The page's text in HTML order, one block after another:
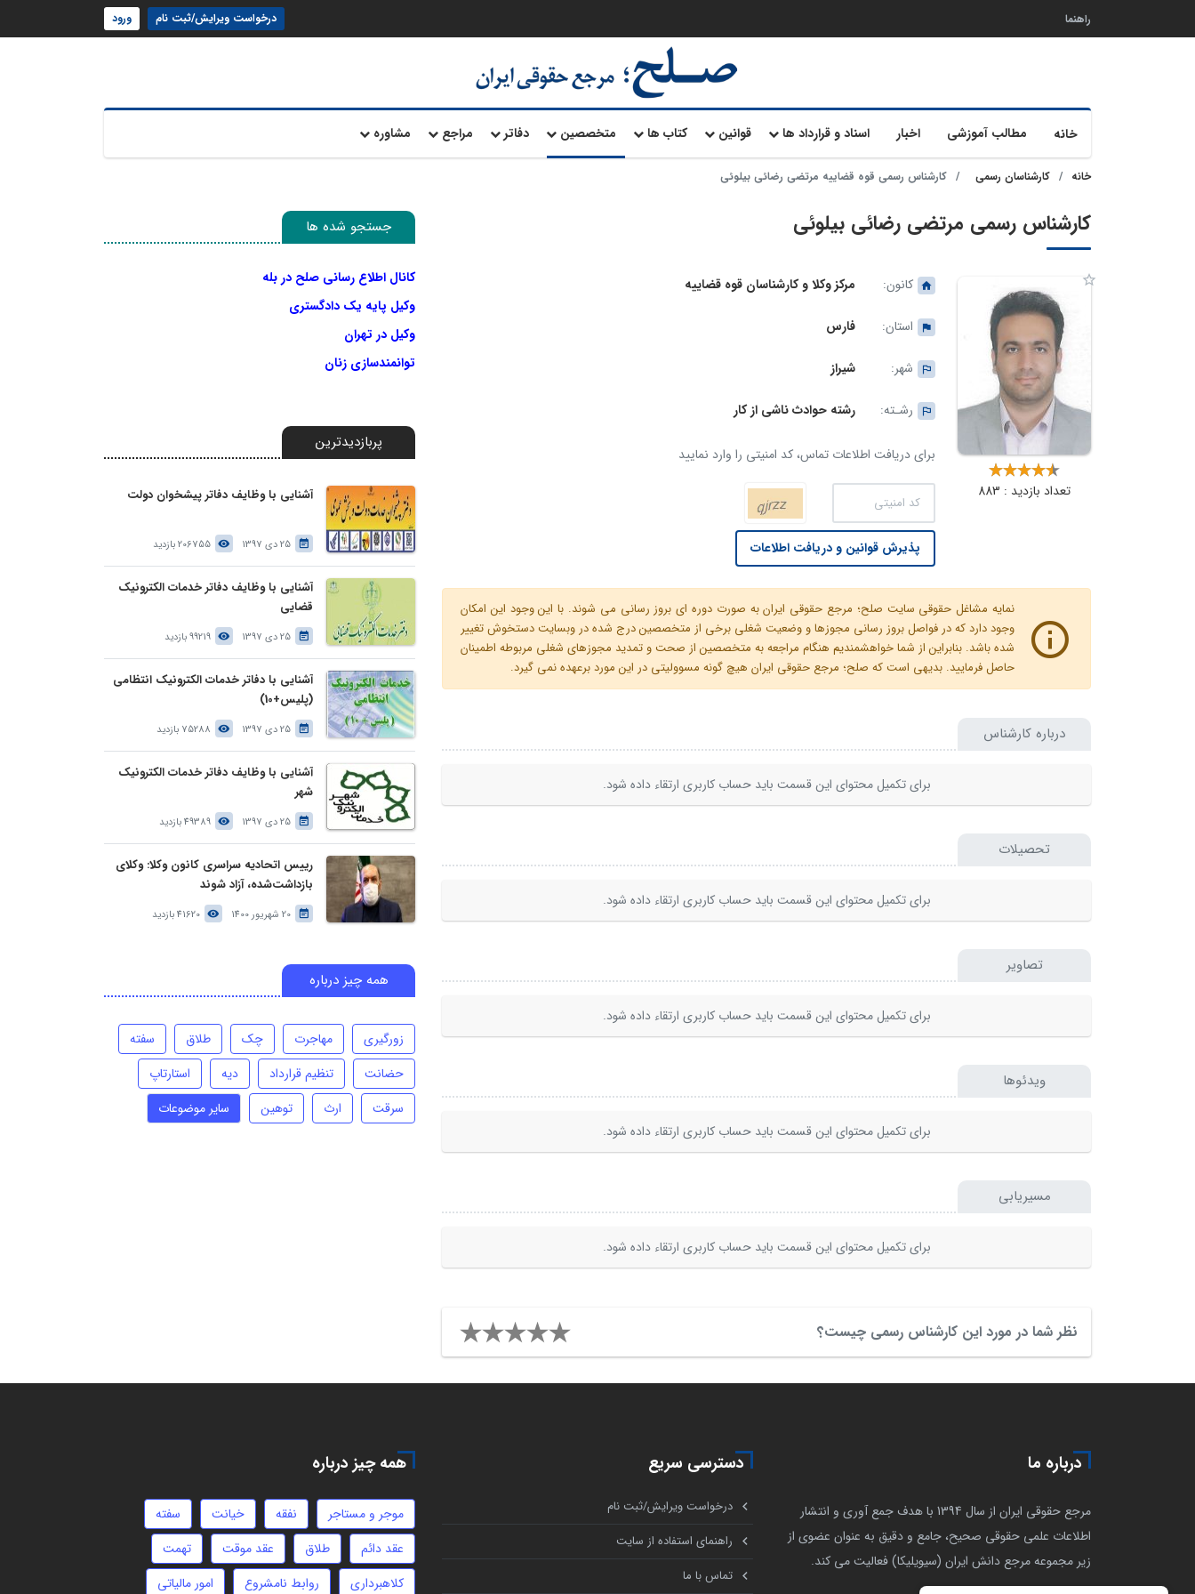
راهنما درخواست ویرایش/ثبت نام ورود
خانه مطالب آموزشی اخبار اسناد و قرارداد ها قوانین کتاب ها متخصصین دفاتر مراجع مشاوره
خانه کارشناسان رسمی کارشناس رسمی قوه قضاییه مرتضی رضائی بیلوئی
کارشناس رسمی مرتضی رضائی بیلوئی
تعداد بازدید : 883
کانون: مرکز وکلا و کارشناسان قوه قضاییه
استان: فارس
شهر: شیراز
رشـته: رشته حوادث ناشی از کار
برای دریافت اطلاعات تماس، کد امنیتی را وارد نمایید
پذیرش قوانین و دریافت اطلاعات
نمایه مشاغل حقوقی سایت صلح؛ مرجع حقوقی ایران به صورت دوره ای بروز رسانی می شوند. با این وجود این امکان
وجود دارد که در فواصل بروز رسانی مجوزها و وضعیت شغلی برخی از متخصصین درج شده در وبسایت دستخوش تغییر
شده باشد. بنابراین از شما خواهشمندیم هنگام مراجعه به متخصصین از صحت و تمدید مجوزهای شغلی مربوطه اطمینان
حاصل فرمایید. بدیهی است که صلح؛ مرجع حقوقی ایران هیچ گونه مسوولیتی در این مورد برعهده نمی گیرد.
درباره کارشناس
برای تکمیل محتوای این قسمت باید حساب کاربری ارتقاء داده شود.
تحصیلات
برای تکمیل محتوای این قسمت باید حساب کاربری ارتقاء داده شود.
تصاویر
برای تکمیل محتوای این قسمت باید حساب کاربری ارتقاء داده شود.
ویدئوها
برای تکمیل محتوای این قسمت باید حساب کاربری ارتقاء داده شود.
مسیریابی
برای تکمیل محتوای این قسمت باید حساب کاربری ارتقاء داده شود.
نظر شما در مورد این کارشناس رسمی چیست؟
جستجو شده ها
کانال اطلاع رسانی صلح در بله
وکیل پایه یک دادگستری
وکیل در تهران
توانمندسازی زنان
پربازدیدترین
آشنایی با وظایف دفاتر پیشخوان دولت
25 دی 1397 206755 بازدید
آشنایی با وظایف دفاتر خدمات الکترونیک
قضایی
25 دی 1397 99219 بازدید
آشنایی با دفاتر خدمات الکترونیک انتظامی
(پلیس+10)
25 دی 1397 75288 بازدید
آشنایی با وظایف دفاتر خدمات الکترونیک
شهر
25 دی 1397 49389 بازدید
رییس اتحادیه سراسری کانون وکلا: وکلای
بازداشت‌شده، آزاد شوند
20 شهریور 1400 41620 بازدید
همه چیز درباره
زورگیری مهاجرت چک طلاق
سفته
حضانت
تنظیم قرارداد دیه
استارتاپ
سرقت
ارث توهین سایر موضوعات
درباره ما
مرجع حقوقی ایران از سال 1394 با هدف جمع آوری و انتشار
اطلاعات علمی حقوقی صحیح، جامع و دقیق به عنوان عضوی از
زیر مجموعه مرجع دانش ایران (سیویلیکا) فعالیت می کند.
دسترسی سریع
درخواست ویرایش/ثبت نام
راهنمای استفاده از سایت
تماس با ما
همه چیز درباره
موجر و مستاجر نفقه خیانت
سفته
عقد دائم
طلاق عقد موقت
تهمت
کلاهبرداری
روابط نامشروع امور مالیاتی